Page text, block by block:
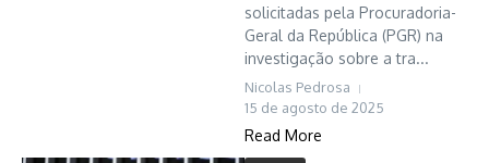
solicitadas pela Procuradoria-
Geral da República (PGR) na
investigação sobre a tra...
Nicolas Pedrosa
15 de agosto de 2025
Read More